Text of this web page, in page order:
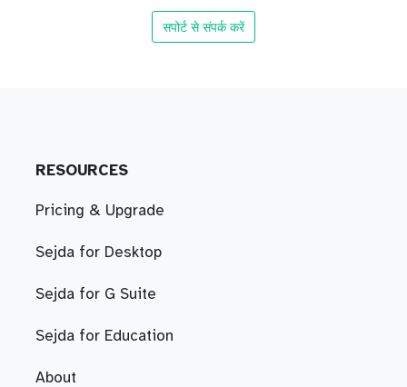
सपोर्ट से संपर्क करें
RESOURCES
Pricing & Upgrade
Sejda for Desktop
Sejda for G Suite
Sejda for Education
About